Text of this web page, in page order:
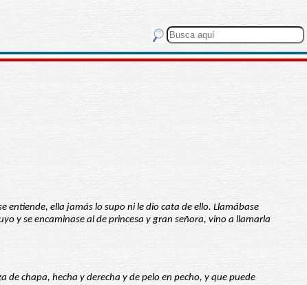
ella jamás lo supo ni le dio cata de ello. Llamábase
y se encaminase al de princesa y gran señora, vino a llamarla
de chapa, hecha y derecha y de pelo en pecho, y que puede